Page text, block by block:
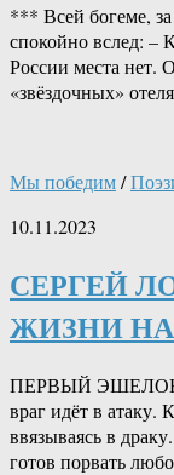
*** Всей богеме,
спокойно вслед: –
России места нет.
«звёздочных»
Мы победим/
10.11.2023
СЕРГЕЙ
ЖИЗНИ
ПЕРВЫЙ ЭШЕЛОН
враг идёт в атаку.
ввязываясь в
готов порвать